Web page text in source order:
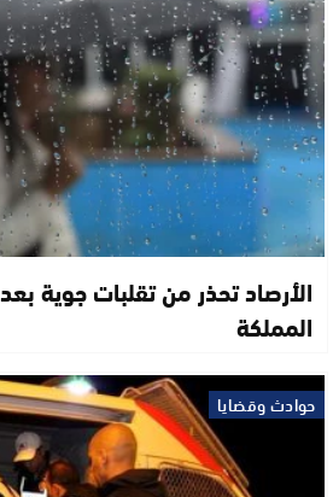
الأرصاد تحذر من تقلبات جوية
المملكة
حوادث وقضايا